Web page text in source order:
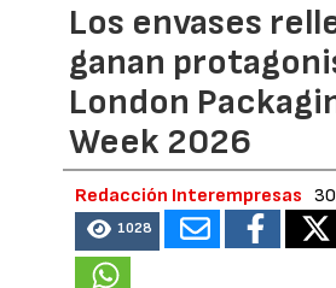
Los envases
ganan
London
Week 2026
Redacción Interempresas
1028